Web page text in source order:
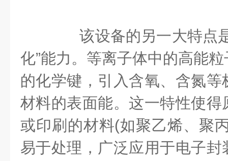
该设备的另一大特点是
化”能力。等离子体中的高能
的化学键，引入含氧、含氮
材料的表面能。这一特性使
或印刷的材料(如聚乙烯、聚
易于处理，广泛应用于电子